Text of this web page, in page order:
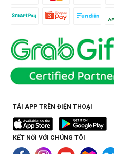
TẢI APP TRÊN ĐIỆN THOẠI
KẾT NỐI VỚI CHÚNG TÔI